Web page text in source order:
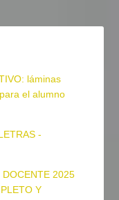
láminas
el alumno
-
DOCENTE 2025
Y